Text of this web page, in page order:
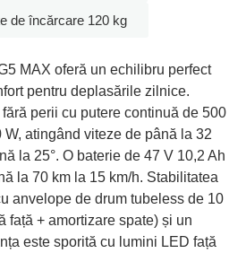
de încărcare 120 kg
MAX oferă un echilibru perfect
pentru deplasările zilnice.
perii cu putere continuă de 500
atingând viteze de până la 32
la 25°. O baterie de 47 V 10,2 Ah
la 70 km la 15 km/h. Stabilitatea
anvelope de drum tubeless de 10
față + amortizare spate) și un
este sporită cu lumini LED față